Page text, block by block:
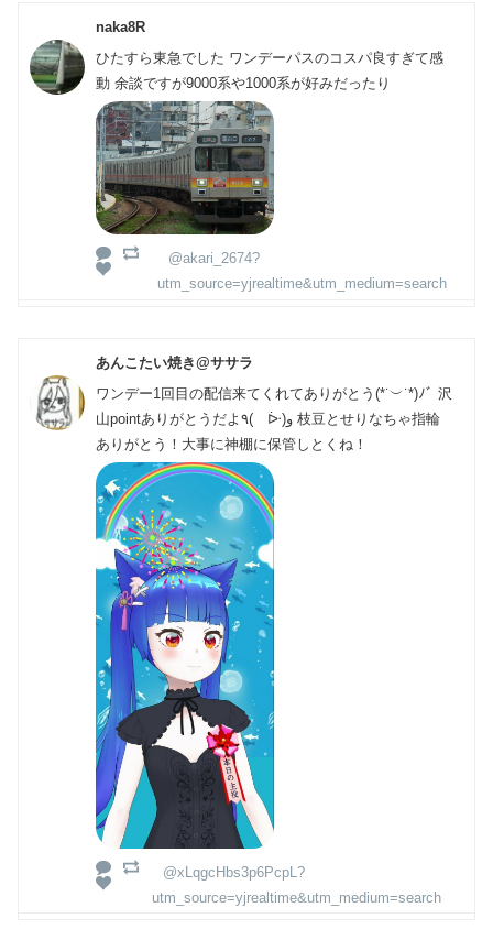
naka8R
ひたすら東急でした ワンデーパスのコスパ良すぎて感
動 余談ですが9000系や1000系が好みだったり
@akari_2674?
utm_source=yjrealtime&utm_medium=search
あんこたい焼き@ササラ
ワンデー1回目の配信来てくれてありがとう(*˙︶˙*)ﾉﾞ 沢
山pointありがとうだよ٩( ᐕ)و 枝豆とせりなちゃ指輪
ありがとう！大事に神棚に保管しとくね！
@xLqgcHbs3p6PcpL?
utm_source=yjrealtime&utm_medium=search